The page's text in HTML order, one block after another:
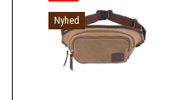
Nyhed